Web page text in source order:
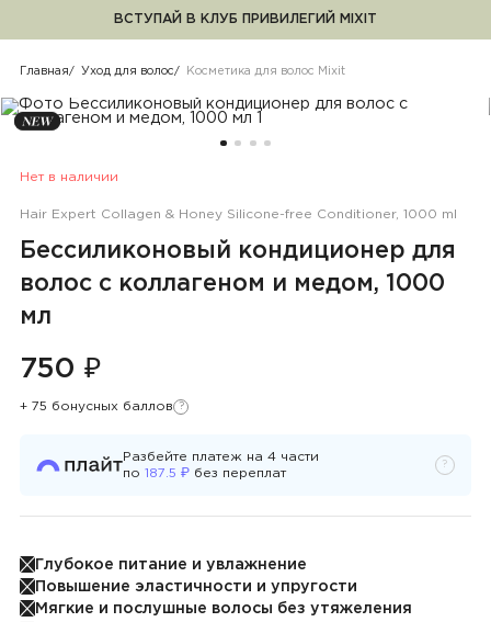
ВСТУПАЙ В КЛУБ ПРИВИЛЕГИЙ MIXIT
Главная Уход для волос Косметика для волос Mixit
Hair Expert Collagen & Honey Silicone-free Conditioner, 1000 ml
Нет в наличии
Бессиликоновый кондиционер для
волос с коллагеном и медом, 1000
мл
750 ₽
+ 75 бонусных баллов Узнать подробности
?
Разбейте платеж на4 части
по187.5₽ без переплат Узнать
?
Глубокое питание и увлажнение
Повышение эластичности и упругости
Мягкие и послушные волосы без утяжеления